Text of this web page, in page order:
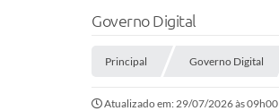
Governo Digital
Principal Governo Digital
Atualizado em: 29/07/2026 às 09h00